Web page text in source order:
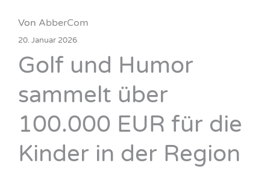
Von AbberCom
20. Januar 2026
Golf und Humor
sammelt über
100.000 EUR für die
Kinder in der Region